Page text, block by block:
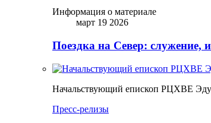
Информация о материале
март 19 2026
Поездка на Север: служение,
Начальствующий епископ РЦХВЕ
Пресс-релизы